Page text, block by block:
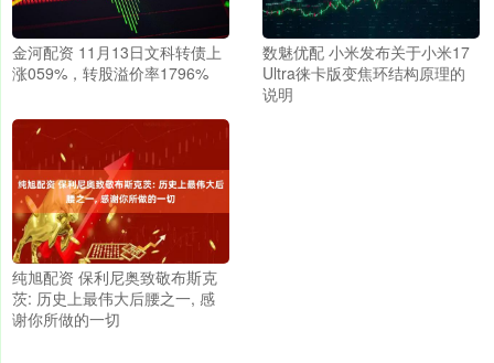
金河配资 11月13日文科转债上
涨059%，转股溢价率1796%
数魅优配 小米发布关于小米17
Ultra徕卡版变焦环结构原理的
说明
纯旭配资 保利尼奥致敬布斯克
茨: 历史上最伟大后腰之一, 感
谢你所做的一切